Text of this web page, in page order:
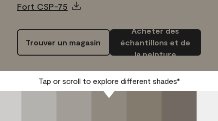
Fort CSP-75
Trouver un magasin
Acheter des
échantillons et de
la peinture
Tap or scroll to explore different shades*